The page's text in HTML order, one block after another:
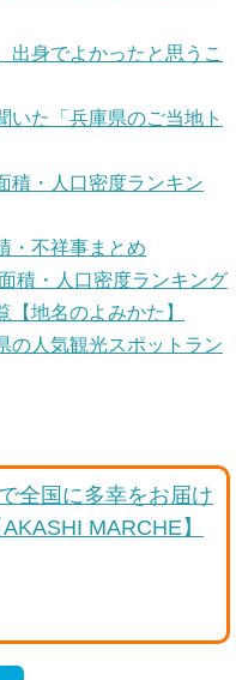
出身でよかったと思うこ
いた「兵庫県のご当地ト
積・人口密度ランキン
・不祥事まとめ
積・人口密度ランキング
地名のよみかた】
の人気観光スポットラン
全国に多幸をお届け
MARCHE】